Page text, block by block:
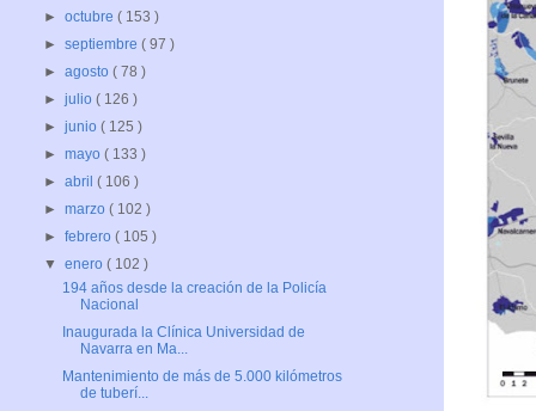
►octubre( 153 )
►septiembre( 97 )
►agosto( 78 )
►julio( 126 )
►junio( 125 )
►mayo( 133 )
►abril( 106 )
►marzo( 102 )
►febrero( 105 )
▼enero( 102 )
194 años desde la creación de la Policía
Nacional
Inaugurada la Clínica Universidad de
Navarra en Ma...
Mantenimiento de más de 5.000 kilómetros
de tuberí...